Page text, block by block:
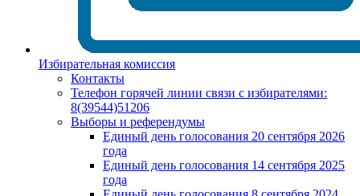
Избирательная комиссия
Контакты
Телефон горячей линии связи с избирателями:
8(39544)51206
Выборы и референдумы
Единый день голосования 20 сентября 2026
года
Единый день голосования 14 сентября 2025
года